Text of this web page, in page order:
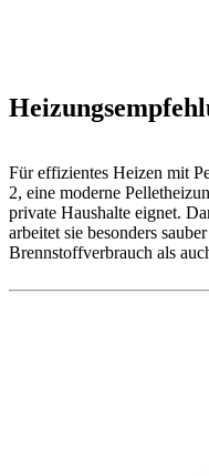
Für effizientes Heizen mit
2, eine moderne
private Haushalte eignet.
arbeitet sie besonders
Brennstoffverbrauch als